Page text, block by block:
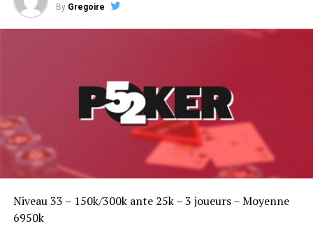
By Gregoire
Niveau 33 – 150k/300k ante 25k – 3 joueurs – Moyenne
6950k